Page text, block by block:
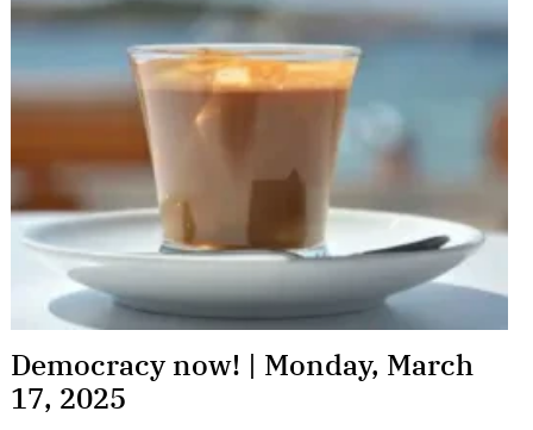
Democracy now! | Monday, March
17, 2025